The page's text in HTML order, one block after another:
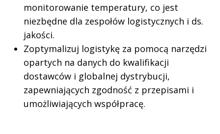
monitorowanie temperatury, co jest
niezbędne dla zespołów logistycznych i ds.
jakości.
Zoptymalizuj logistykę za pomocą narzędzi
opartych na danych do kwalifikacji
dostawców i globalnej dystrybucji,
zapewniających zgodność z przepisami i
umożliwiających współpracę.